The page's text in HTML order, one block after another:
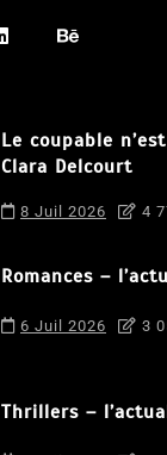
Le coupable
Clara Delcourt
8 Juil 2026 4
Romances –
6 Juil 2026 3
Thrillers –